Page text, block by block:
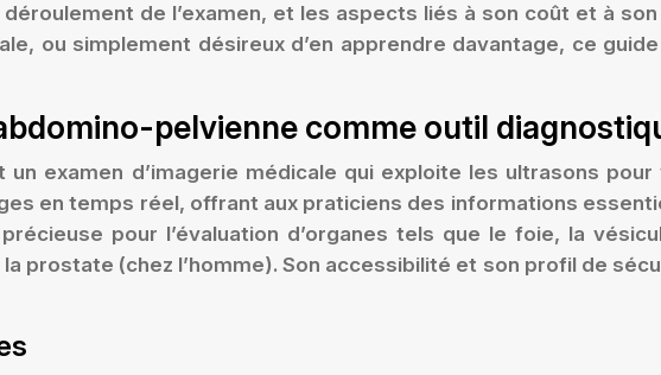
de l’examen, et les aspects liés à son coût et à
ou simplement désireux d’en apprendre davantage, ce
pelvienne comme outil
un examen d’imagerie médicale qui exploite les ultrasons
en temps réel, offrant aux praticiens des informations
pour l’évaluation d’organes tels que le foie, la
prostate (chez l’homme). Son accessibilité et son profil de